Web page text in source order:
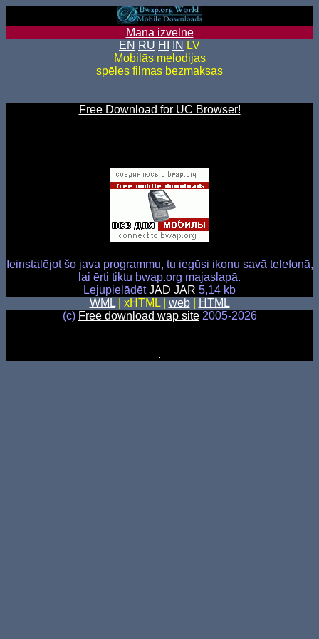
Mana izvēlne
EN RU HI IN LV
Mobilās melodijas
spēles filmas bezmaksas
Free Download for UC Browser!
Ieinstalējot šo java programmu, tu iegūsi ikonu savā telefonā,
lai ērti tiktu bwap.org majaslapā.
LejupielādētJAD JAR 5,14 kb
WML| xHTML | web|
HTML
(c) Free download wap site2005-2026